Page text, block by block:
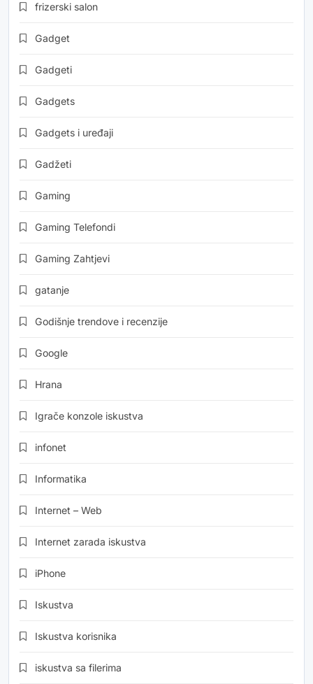
frizerski salon
Gadget
Gadgeti
Gadgets
Gadgets i uređaji
Gadžeti
Gaming
Gaming Telefondi
Gaming Zahtjevi
gatanje
Godišnje trendove i recenzije
Google
Hrana
Igrače konzole iskustva
infonet
Informatika
Internet – Web
Internet zarada iskustva
iPhone
Iskustva
Iskustva korisnika
iskustva sa filerima